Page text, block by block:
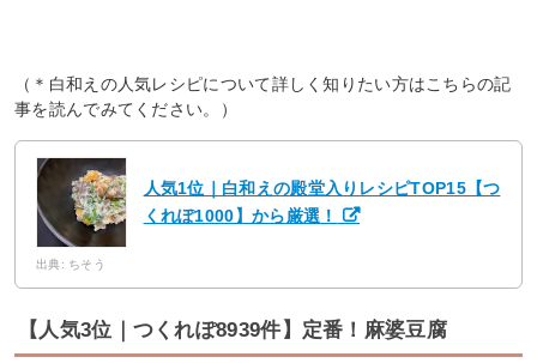
（＊白和えの人気レシピについて詳しく知りたい方はこちらの記
事を読んでみてください。）
人気1位｜白和えの殿堂入りレシピTOP15【つ
くれぽ1000】から厳選！
出典: ちそう
【人気3位｜つくれぽ8939件】定番！麻婆豆腐